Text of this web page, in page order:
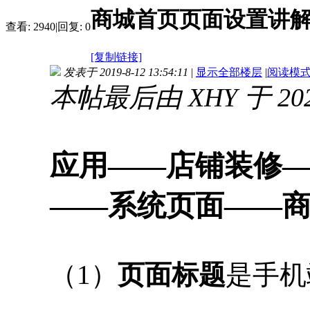
查看: 2940|回复: 0商城首页页面设置讲
[复制链接]
发表于 2019-8-12 13:54:11 | 显示全部楼层 |阅读模
本帖最后由 XHY 于
应用——店铺装修
——系统页面——商
（1） 页面标题是手